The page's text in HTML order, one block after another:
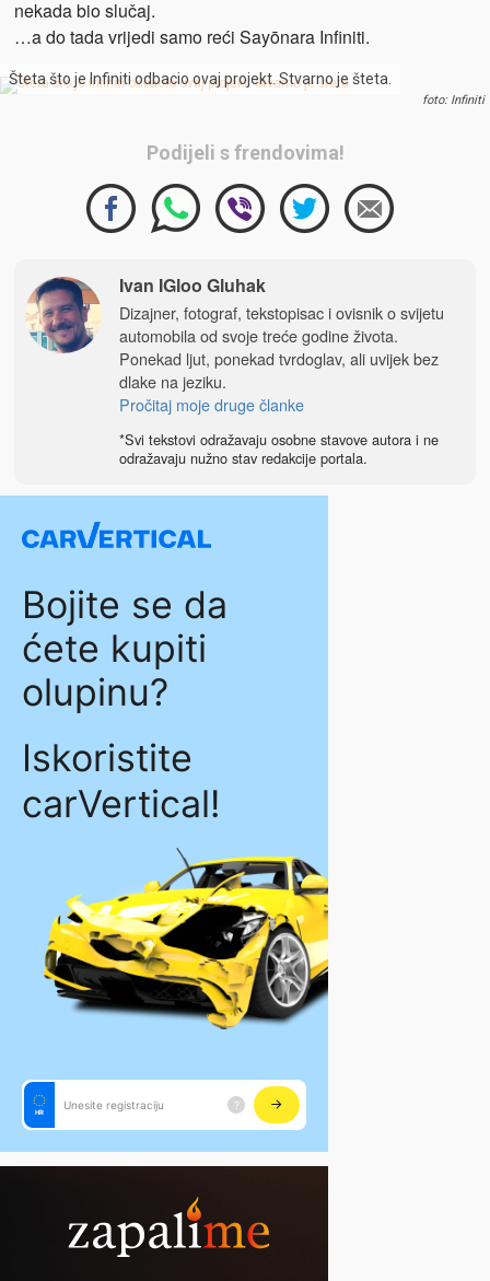
nekada bio slučaj.
…a do tada vrijedi samo reći Sayōnara Infiniti.
Šteta što je Infiniti odbacio ovaj projekt. Stvarno je šteta.
foto: Infiniti
Podijeli s frendovima!
Ivan IGloo Gluhak
Dizajner, fotograf, tekstopisac i ovisnik o svijetu
automobila od svoje treće godine života.
Ponekad ljut, ponekad tvrdoglav, ali uvijek bez
dlake na jeziku.
Pročitaj moje druge članke
*Svi tekstovi odražavaju osobne stavove autora i ne
odražavaju nužno stav redakcije portala.